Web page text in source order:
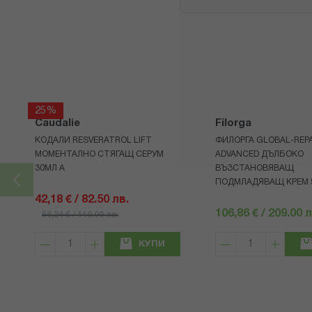
25%
Caudalie
КОДАЛИ RESVERATROL LIFT
МОМЕНТАЛНО СТЯГАЩ СЕРУМ
30МЛ А
42,18 € / 82.50 лв.
56,24 € / 110.00 лв.
КУПИ
Filorga
ФИЛОРГА GLOBAL-
ADVANCED ДЪЛБОКО
ВЪЗСТАНОВЯВАЩ
ПОДМЛАДЯВАЩ КРЕМ
106,86 € / 209.00